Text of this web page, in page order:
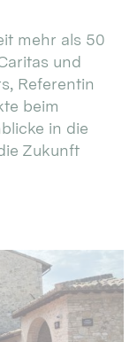
mehr als 50
und
Referentin
beim
in die
Zukunft